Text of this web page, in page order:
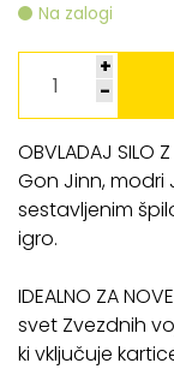
Na zalogi
+
-
OBVLADAJ SILO
Gon Jinn, modri
sestavljenim
igro.
IDEALNO ZA
svet Zvezdnih
ki vključuje